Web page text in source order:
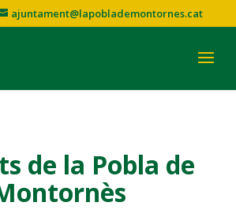
ajuntament@lapoblademontornes.cat
de la Pobla de